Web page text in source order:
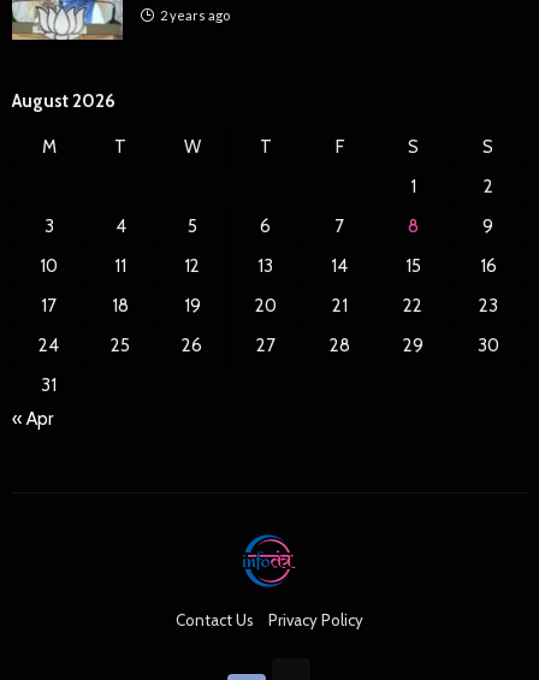
2 years ago
August 2026
M T W T F S
S
1
2
3
4 5 6 7 8
9
10
11 12 13 14 15
16
17
18 19 20 21 22
23
24
25 26 27 28 29
30
31
« Apr
Contact Us Privacy Policy